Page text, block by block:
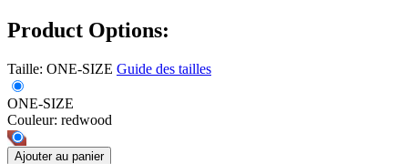
Product Options:
Taille: ONE-SIZE Guide des tailles
ONE-SIZE
Couleur: redwood
Ajouter au panier